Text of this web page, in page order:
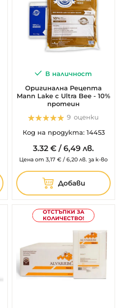
В наличност
Оригинална Рецепта
Mann Lake с Ultra Bee - 10%
протеин
Оценка:
9оценки
Код на продукта: 14453
3.32 € /6,49 лв.
Цена от 3,17€ /6,20 лв. за к-во
Добави
ОТСТЪПКИ ЗА
КОЛИЧЕСТВО!